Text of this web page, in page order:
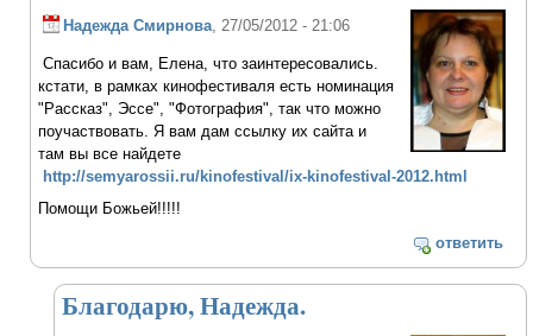
Надежда Смирнова , 27/05/2012 - 21:06
Спасибо и вам, Елена, что заинтересовались.
кстати, в рамках кинофестиваля есть номинация
"Рассказ", Эссе", "Фотография", так что можно
поучаствовать. Я вам дам ссылку их сайта и
там вы все найдете
http://semyarossii.ru/kinofestival/ix-kinofestival-2012.html
Помощи Божьей!!!!!
ответить
Благодарю, Надежда.